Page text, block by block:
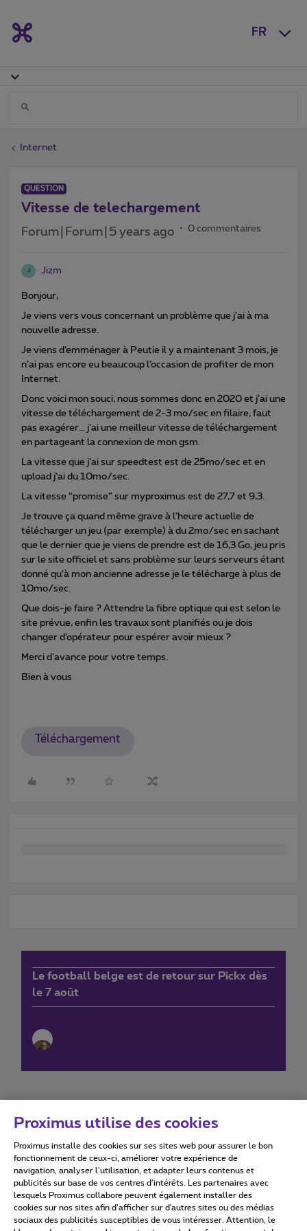
FR
Internet
QUESTION
Vitesse de telechargement
Forum|Forum|5 years ago 0 commentaires
J Jizm
Bonjour,
Je viens vers vous concernant un problème que j’ai à ma
nouvelle adresse.
Je viens d’emménager à Peutie il y a maintenant 3 mois, je
n’ai pas encore eu beaucoup l’occasion de profiter de mon
Internet.
Donc voici mon souci, nous sommes donc en 2020 et j’ai une
vitesse de téléchargement de 2-3 mo/sec en filaire, faut
pas exagérer… j’ai une meilleur vitesse de téléchargement
en partageant la connexion de mon gsm.
La vitesse que j’ai sur speedtest est de 25mo/sec et en
upload j’ai du 10mo/sec.
La vitesse “promise” sur myproximus est de 27,7 et 9,3.
Je trouve ça quand même grave à l’heure actuelle de
télécharger un jeu (par exemple) à du 2mo/sec en sachant
que le dernier que je viens de prendre est de 16,3 Go, jeu pris
sur le site officiel et sans problème sur leurs serveurs étant
donné qu’à mon ancienne adresse je le télécharge à plus de
10mo/sec.
Que dois-je faire ? Attendre la fibre optique qui est selon le
site prévue, enfin les travaux sont planifiés ou je dois
changer d’opérateur pour espérer avoir mieux ?
Merci d’avance pour votre temps.
Bien à vous
Téléchargement
Le football belge est de retour sur Pickx dès
le 7 août
Conditions d'utilisation Accessibility statement
Tous droits réservés. © 2026 Proximus
Proximus utilise des cookies
Proximus installe des cookies sur ses sites web pour assurer le bon
fonctionnement de ceux-ci, améliorer votre expérience de
navigation, analyser l’utilisation, et adapter leurs contenus et
publicités sur base de vos centres d’intérêts. Les partenaires avec
lesquels Proximus collabore peuvent également installer des
cookies sur nos sites afin d’afficher sur d'autres sites ou des médias
sociaux des publicités susceptibles de vous intéresser. Attention, le